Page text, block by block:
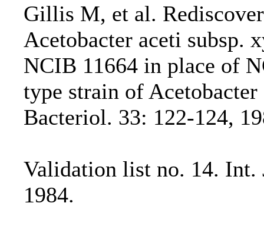
Gillis M, et al.
Acetobacter aceti subsp.
NCIB 11664 in place of
type strain of
Bacteriol. 33: 122-124,
Validation list no. 14. Int.
1984.